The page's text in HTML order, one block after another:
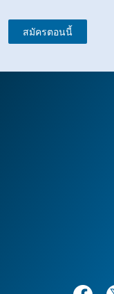
สมัครตอนนี้